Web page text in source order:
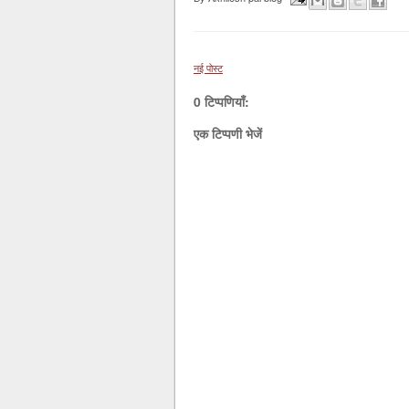
नई पोस्ट
0 टिप्पणियाँ:
एक टिप्पणी भेजें